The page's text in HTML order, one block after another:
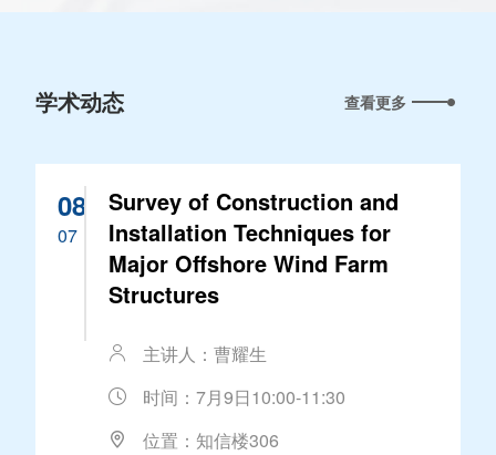
学术动态 查看更多
08
07
Survey of Construction and
Installation Techniques for
Major Offshore Wind Farm
Structures
主讲人：曹耀生
时间：7月9日10:00-11:30
位置：知信楼306